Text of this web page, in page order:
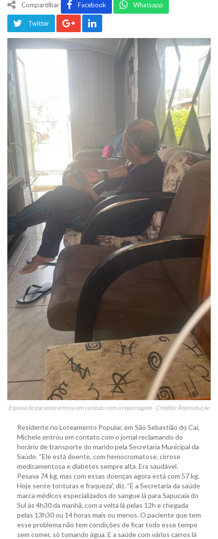
Compartilhar Facebook Whatsapp
Twitter
Esposa de paciente entrou em contato com a reportagem - Crédito: Reprodução
Residente no Loteamento Popular, em São Sebastião do Caí,
Michele entrou em contato com o jornal reclamando do
horário de transporte do marido pela Secretaria Municipal da
Saúde. “Ele está doente, com hemocromatose, cirrose
medicamentosa e diabetes sempre alta. Era saudável.
Pesava 74 kg, mas com essas doenças agora está com 57 kg.
Hoje sente tonturas e fraqueza”, diz. “E a Secretaria da saúde
marca médicos especializados do sangue lá para Sapucaia do
Sul às 4h30 da manhã, com a volta lá pelas 12h e chegada
pelas 13h30 ou 14 horas mais ou menos. O paciente que tem
esse problema não tem condições de ficar todo esse tempo
sem comer, só tomando água. E a saúde com vários carros lá